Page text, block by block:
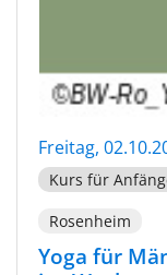
Freitag,
Kurs für
Rosenheim
Yoga für